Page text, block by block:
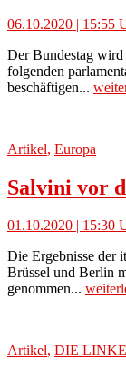
06.10.2020 | 15:55
Der Bundestag
folgenden
beschäftigen...
Artikel, Europa
Salvini vor
01.10.2020 | 15:30
Die Ergebnisse der
Brüssel und Berlin
genommen...
Artikel, DIE LINKE